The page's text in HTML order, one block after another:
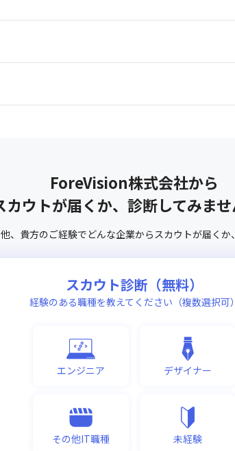
ForeVision株式会社から
カウトが届くか、診断してみませ
、 貴方のご経験でどんな企業からスカウトが届くか、
スカウト診断（無料）
経験のある職種を教えてください（複数選択可）
エンジニア デザイナー
その他IT職種 未経験